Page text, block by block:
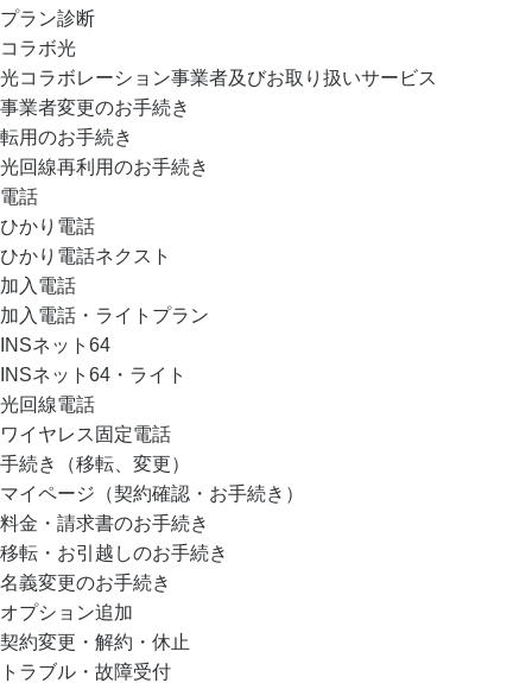
プラン診断
コラボ光
光コラボレーション事業者及びお取り扱いサービス
事業者変更のお手続き
転用のお手続き
光回線再利用のお手続き
電話
ひかり電話
ひかり電話ネクスト
加入電話
加入電話・ライトプラン
INSネット64
INSネット64・ライト
光回線電話
ワイヤレス固定電話
手続き（移転、変更）
マイページ（契約確認・お手続き）
料金・請求書のお手続き
移転・お引越しのお手続き
名義変更のお手続き
オプション追加
契約変更・解約・休止
トラブル・故障受付